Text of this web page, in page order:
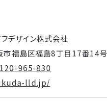
フデザイン株式会社
福島区福島8丁目17番14号
965-830
lld.jp/